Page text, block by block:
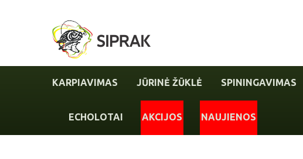
KARPIAVIMAS JŪRINĖ ŽŪKLĖ SPININGAVIMAS
ECHOLOTAI AKCIJOS NAUJIENOS